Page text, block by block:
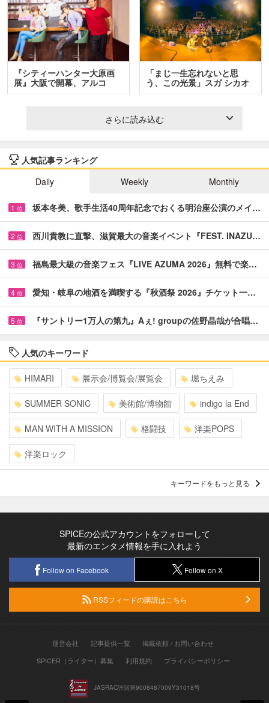
『シティーハンター大原画
展』大阪で開幕、アルコ
＆…
「まじ一生忘れないと思
う、この光景」スガ シカオ
と…
さらに読み込む
人気記事ランキング
Daily
Weekly Monthly
1 位 坂本冬美、歌手生活40周年記念でおくる明治座公演のメイ…
2 位 西川貴教に直撃、滋賀最大の音楽イベント『FEST. INAZU…
3 位 福島最大級の音楽フェス『LIVE AZUMA 2026』無料で楽…
4 位 愛知・岐阜の地酒を満喫する『秋酒祭 2026』チケット一…
5 位 『サントリー1万人の第九』Aぇ! groupの佐野晶哉が合唱…
人気のキーワード
HIMARI 展示会/博覧会/展覧会 堀ちえみ
SUMMER SONIC 美術館/博物館 indigo la End
MAN WITH A MISSION 格闘技 洋楽POPS
洋楽ロック
キーワードをもっと見る
SPICEの公式アカウントをフォローして
最新のエンタメ情報を手に入れよう
Follow on Facebook Follow on X
RSSフィードの購読はこちら
運営会社 記事提供一覧
掲載依頼 / お問い合わせ
SPICER（ライター）募集
利用規約 プライバシーポリシー
JASRAC許諾第9008487009Y31018号